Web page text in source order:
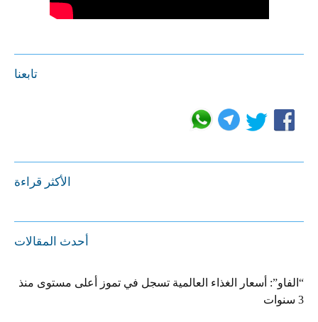
تابعنا
الأكثر قراءة
أحدث المقالات
“الفاو”: أسعار الغذاء العالمية تسجل في تموز أعلى مستوى منذ
3 سنوات